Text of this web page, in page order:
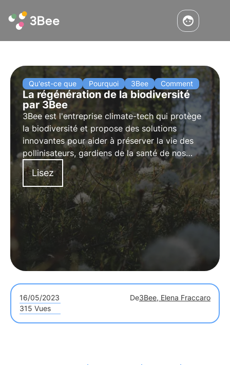
Qu'est-ce que Pourquoi 3Bee Comment
La régénération de la biodiversité
par 3Bee
3Bee est l'entreprise climate-tech qui protège
la biodiversité et propose des solutions
innovantes pour aider à préserver la vie des
pollinisateurs, gardiens de la santé de nos
écosystèmes. Découvrez comment 3Bee
travaille à la régénération de la biodiversité.
Lisez
16/05/2023 De3Bee, Elena Fraccaro
315 Vues